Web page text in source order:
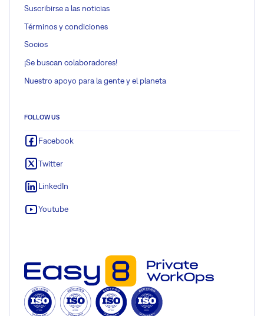
Suscribirse a las noticias
Términos y condiciones
Socios
¡Se buscan colaboradores!
Nuestro apoyo para la gente y el planeta
FOLLOW US
Facebook
Twitter
LinkedIn
Youtube